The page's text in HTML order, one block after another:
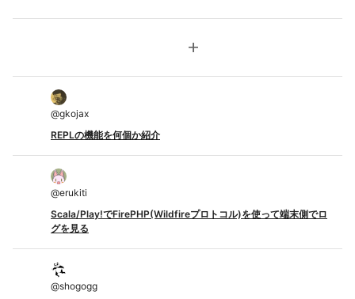
add
@gkojax
REPLの機能を何個か紹介
@erukiti
Scala/Play!でFirePHP(Wildfireプロトコル)を使って端末側でロ
グを見る
@shogogg